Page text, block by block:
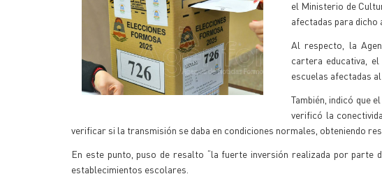
el Ministerio de
afectadas para dicho
Al respecto, la
cartera educativa,
escuelas afectadas
También, indicó que
verificó la
verificar si la transmisión se daba en condiciones normales, obteniendo
En este punto, puso de resalto “la fuerte inversión realizada por parte
establecimientos escolares.